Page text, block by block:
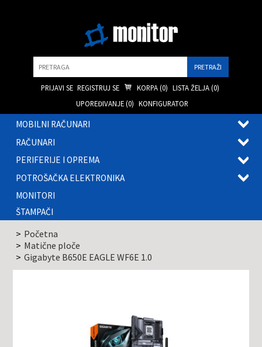
PRIJAVI SE REGISTRUJ SE KORPA (0) LISTA ŽELJA (0)
UPOREĐIVANJE (0) KONFIGURATOR
MOBILNI RAČUNARI
RAČUNARI
PERIFERIJE I OPREMA
POTROŠAČKA ELEKTRONIKA
MONITORI
ŠTAMPAČI
Početna
Matične ploče
Gigabyte B650E EAGLE WF6E 1.0